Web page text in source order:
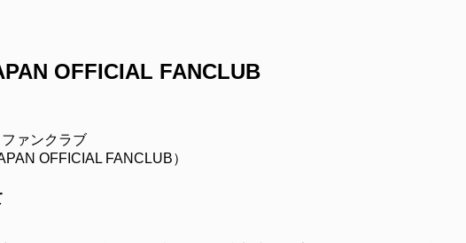
OFFICIAL FANCLUB
ァンクラブ
OFFICIAL FANCLUB）